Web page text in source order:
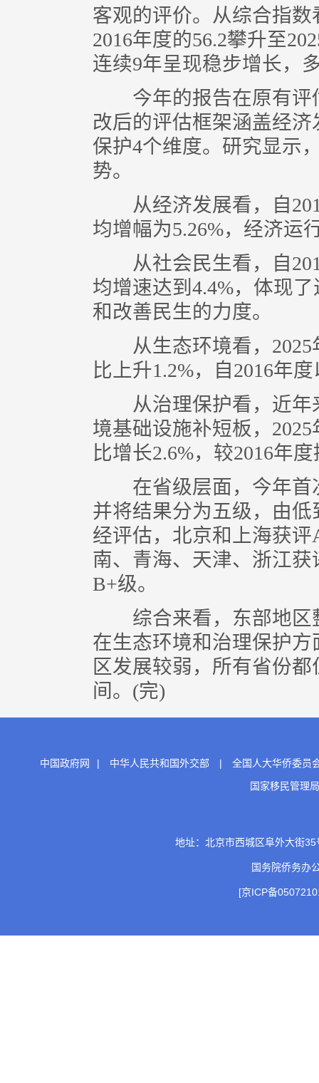
客观的评价。从综合指
2016年度的56.2攀升至
连续9年呈现稳步增长，
今年的报告在原有评
改后的评估框架涵盖经
保护4个维度。研究显示
势。
从经济发展看，自
均增幅为5.26%，经济运
从社会民生看，自
均增速达到4.4%，体现
和改善民生的力度。
从生态环境看，2025
比上升1.2%，自2016年
从治理保护看，近年
境基础设施补短板，
比增长2.6%，较2016年
在省级层面，今年首
并将结果分为五级，由
经评估，北京和上海获
南、青海、天津、浙江
B+级。
综合来看，东部地区
在生态环境和治理保护
区发展较弱，所有省份
间。(完)
中国政府网 | 中华人民共和国外交部 |
全国人大华侨委员
国家移民管理局
地址：北京市西城区阜外大街
国务院侨务
[京ICP备